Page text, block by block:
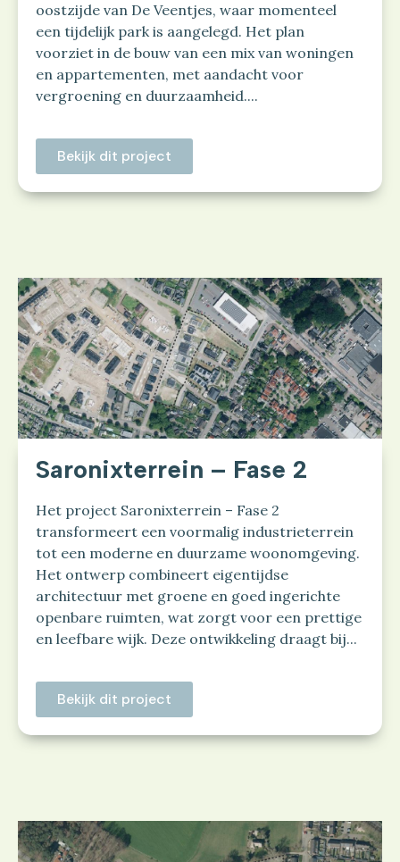
oostzijde van De Veentjes, waar momenteel
een tijdelijk park is aangelegd. Het plan
voorziet in de bouw van een mix van woningen
en appartementen, met aandacht voor
vergroening en duurzaamheid....
Bekijk dit project
Saronixterrein – Fase 2
Het project Saronixterrein – Fase 2
transformeert een voormalig industrieterrein
tot een moderne en duurzame woonomgeving.
Het ontwerp combineert eigentijdse
architectuur met groene en goed ingerichte
openbare ruimten, wat zorgt voor een prettige
en leefbare wijk. Deze ontwikkeling draagt bij...
Bekijk dit project